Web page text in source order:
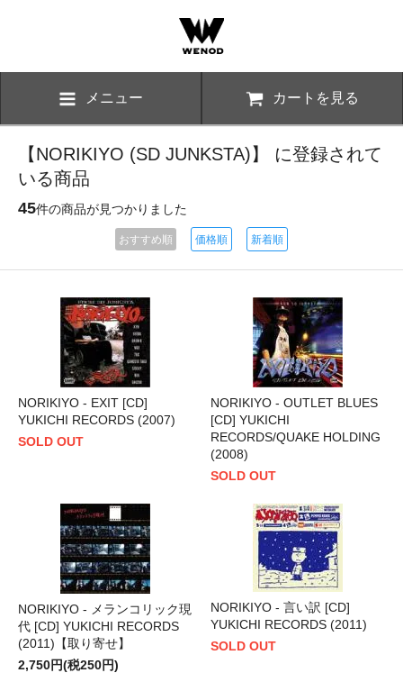
メニュー カートを見る
【NORIKIYO (SD JUNKSTA)】 に登録されて
いる商品
45件の商品が見つかりました
おすすめ順 価格順 新着順
NORIKIYO - EXIT [CD]
YUKICHI RECORDS (2007)
SOLD OUT
NORIKIYO - OUTLET BLUES
[CD] YUKICHI
RECORDS/QUAKE HOLDING
(2008)
SOLD OUT
NORIKIYO - メランコリック現
代 [CD] YUKICHI RECORDS
(2011)【取り寄せ】
2,750円(税250円)
NORIKIYO - 言い訳 [CD]
YUKICHI RECORDS (2011)
SOLD OUT